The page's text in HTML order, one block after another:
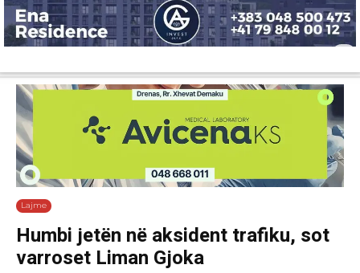
Lajme
Humbi jetën në aksident trafiku, sot
varroset Liman Gjoka